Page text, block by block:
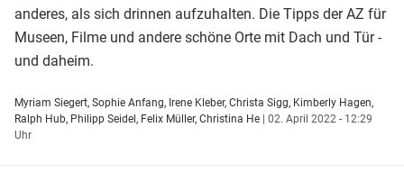
anderes, als sich drinnen aufzuhalten. Die Tipps der AZ für
Museen, Filme und andere schöne Orte mit Dach und Tür -
und daheim.
Myriam Siegert, Sophie Anfang, Irene Kleber, Christa Sigg, Kimberly Hagen,
Ralph Hub, Philipp Seidel, Felix Müller, Christina He | 02. April 2022 - 12:29
Uhr